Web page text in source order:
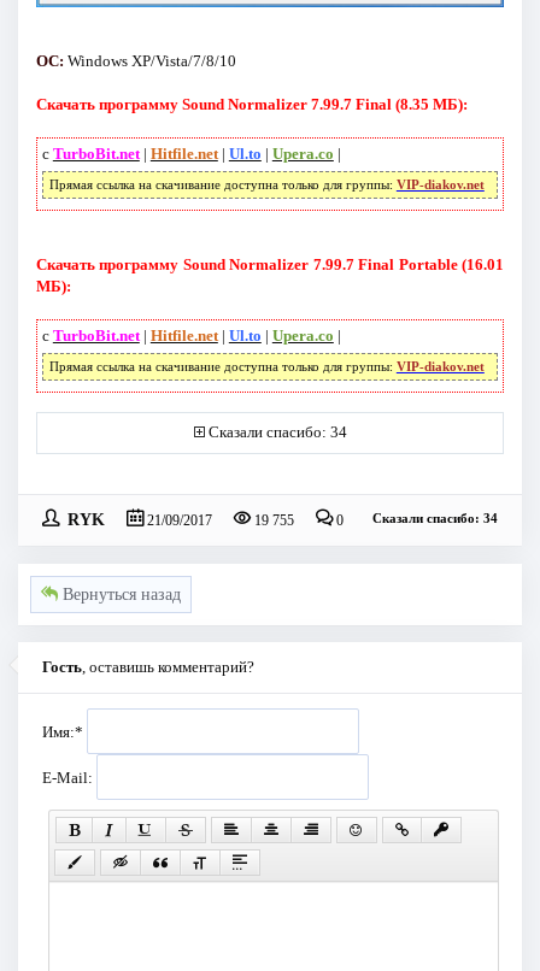
ОС: Windows XP/Vista/7/8/10
Скачать программу Sound Normalizer 7.99.7 Final (8.35 МБ):
с TurboBit.net| Hitfile.net| Ul.to | Upera.co |
Прямая ссылка на скачивание доступна только для группы: VIP-diakov.net
Скачать программу Sound Normalizer 7.99.7 Final Portable (16.01
МБ):
с TurboBit.net| Hitfile.net| Ul.to | Upera.co |
Прямая ссылка на скачивание доступна только для группы: VIP-diakov.net
Сказали спасибо: 34
RYK 21/09/2017 19 755 0 Сказали спасибо: 34
Вернуться назад
Гость, оставишь комментарий?
Имя:*
E-Mail: